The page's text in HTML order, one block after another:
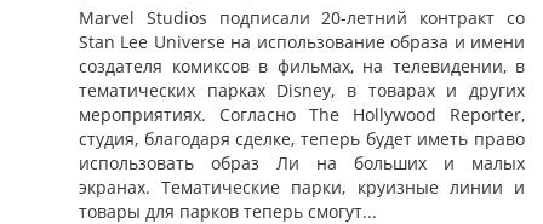
Marvel Studios подписали 20-летний контракт со
Stan Lee Universe на использование образа и имени
создателя комиксов в фильмах, на телевидении, в
тематических парках Disney, в товарах и других
мероприятиях. Согласно The Hollywood Reporter,
студия, благодаря сделке, теперь будет иметь право
использовать образ Ли на больших и малых
экранах. Тематические парки, круизные линии и
товары для парков теперь смогут...